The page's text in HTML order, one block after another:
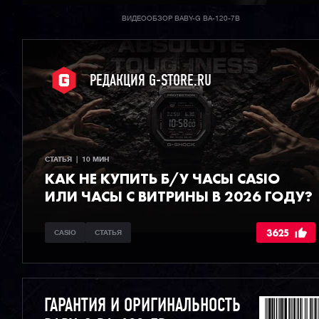
ВИДЕООБЗОР BABY-G BA-120-7B
РЕДАКЦИЯ G-STORE.RU
СТАТЬЯ  |  10 МИН
КАК НЕ КУПИТЬ Б/У ЧАСЫ CASIO
ИЛИ ЧАСЫ С ВИТРИНЫ В 2026 ГОДУ?
CASIO СТАТЬЯ 3625
ГАРАНТИЯ И ОРИГИНАЛЬНОСТЬ